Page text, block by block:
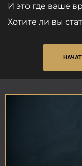
И это где ваше
Хотите ли вы